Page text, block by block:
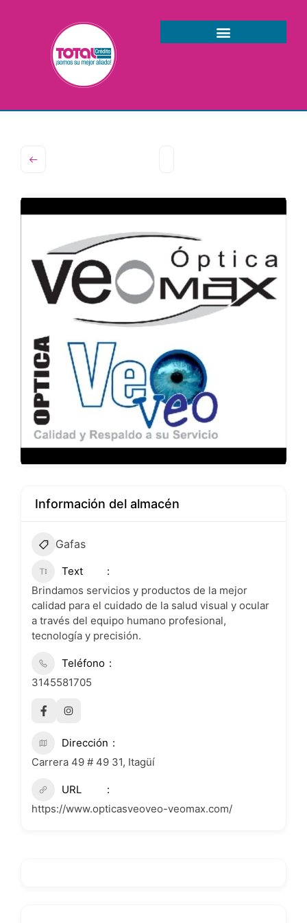
Información del almacén
Gafas
Text
Brindamos servicios y productos de la mejor
calidad para el cuidado de la salud visual y ocular
a través del equipo humano profesional,
tecnología y precisión.
Teléfono
3145581705
Dirección
Carrera 49 # 49 31, Itagüí
URL
https://www.opticasveoveo-veomax.com/